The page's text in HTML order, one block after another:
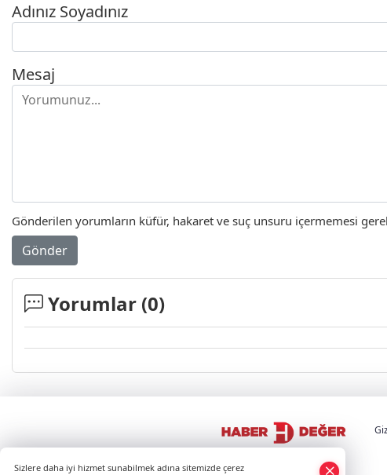
Adınız Soyadınız
Mesaj
Gönderilen yorumların küfür, hakaret ve suç unsuru içermemesi
Gönder
Yorumlar (0)
Sizlere daha iyi hizmet sunabilmek adına sitemizde çerez
×